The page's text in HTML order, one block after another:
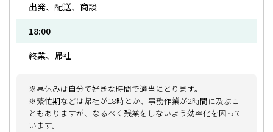
出発、配送、商談
18:00
終業、帰社
※昼休みは自分で好きな時間で適当にとります。
※繁忙期などは帰社が18時とか、事務作業が2時間に及ぶこ
ともありますが、なるべく残業をしないよう効率化を図って
います。